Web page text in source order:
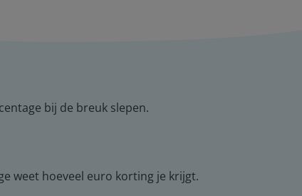
bij de breuk slepen.
weet hoeveel euro korting je krijgt.